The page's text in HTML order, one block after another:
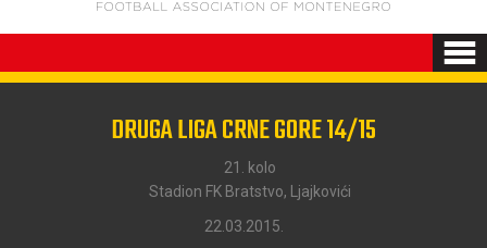
DRUGA LIGA CRNE GORE 14/15
21. kolo
Stadion FK Bratstvo, Ljajkovići
22.03.2015.